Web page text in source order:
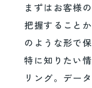
まずはお客様
把握すること
のような形で
特に知りたい
リング。デー